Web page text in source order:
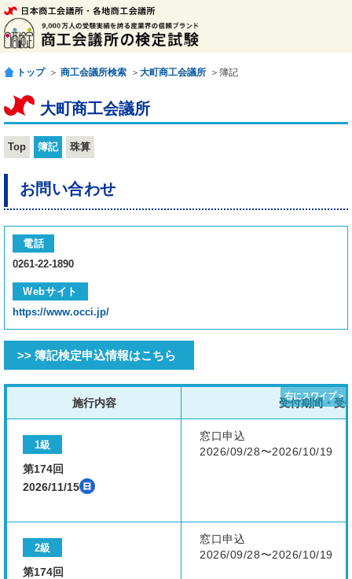
トップ ＞ 商工会議所検索 ＞ 大町商工会議所 ＞簿記
大町商工会議所
Top 簿記 珠算
お問い合わせ
電話
0261-22-1890
Webサイト
https://www.occi.jp/
>> 簿記検定申込情報はこちら
施行内容 受付期間・受
1級
第174回
2026/11/15
窓口申込
2026/09/28〜2026/10/19
2級
第174回
窓口申込
2026/09/28〜2026/10/19